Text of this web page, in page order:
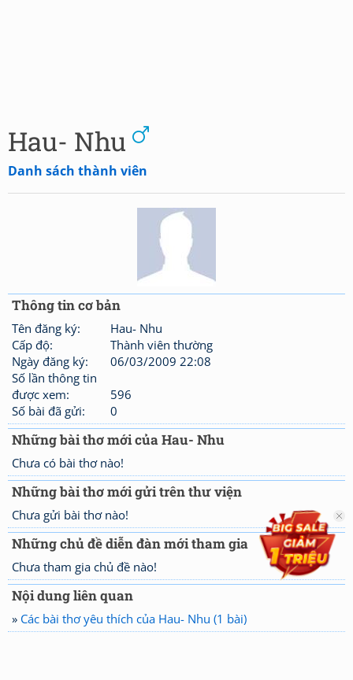
Hau- Nhu
Danh sách thành viên
Thông tin cơ bản
Tên đăng ký:
Hau- Nhu
Cấp độ:
Thành viên thường
Ngày đăng ký:
06/03/2009 22:08
Số lần thông tin
được xem:
596
Số bài đã gửi:
0
Những bài thơ mới của Hau- Nhu
Chưa có bài thơ nào!
Những bài thơ mới gửi trên thư viện
Chưa gửi bài thơ nào!
Những chủ đề diễn đàn mới tham gia
Chưa tham gia chủ đề nào!
Nội dung liên quan
» Các bài thơ yêu thích của Hau- Nhu (1 bài)